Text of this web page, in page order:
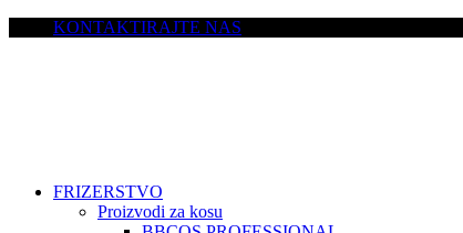
KONTAKTIRAJTE NAS
FRIZERSTVO
Proizvodi za kosu